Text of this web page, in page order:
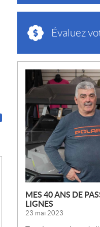
Évaluez
N
O
U
V
E
L
L
E
S
MES 40 ANS DE
LIGNES
23 mai 2023